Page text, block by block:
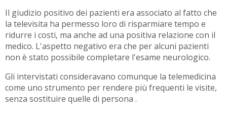
Il giudizio positivo dei pazienti era associato al fatto che
la televisita ha permesso loro di risparmiare tempo e
ridurre i costi, ma anche ad una positiva relazione con il
medico. L'aspetto negativo era che per alcuni pazienti
non è stato possibile completare l'esame neurologico.
Gli intervistati consideravano comunque la telemedicina
come uno strumento per rendere più frequenti le visite,
senza sostituire quelle di persona .